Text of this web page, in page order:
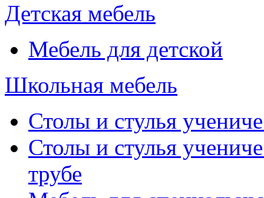
Детская мебель
Мебель для детской
Школьная мебель
Столы и стулья
Столы и стулья
трубе